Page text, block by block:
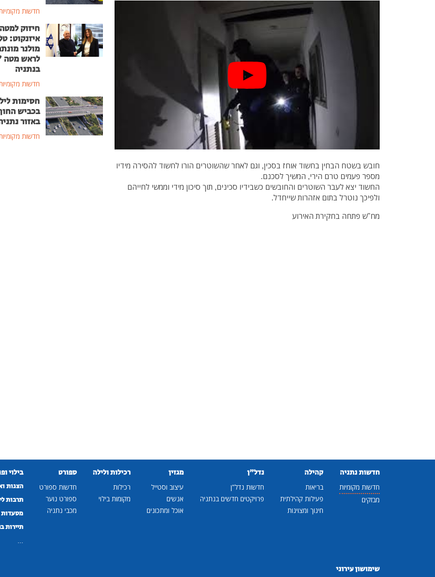
חובש בשטח הבחין בחשוד אוחז בסכין, וגם לאחר שהשוטרים הורו לחשוד להסירה מידיו
מספר פעמים טרם הירי, המשיך לסכנם.
החשוד יצא לעבר השוטרים והחובשים כשבידיו סכינים, תוך סיכון מידי וממשי לחייהם
ולפיכך נוטרל בתום אזהרות שייחדל.
מח"ש פתחה בחקירת האירוע
חדשות
חיזוק למטה
איזנקוט:
מולנר
לראש
בנתניה
חדשות
חסימות
בכביש
באזור
חדשות
חדשות נתניה
חדשות מקומיות
מבזקים
קהילה
בריאות
פעילות קהילתית
חינוך ומצוינות
נדל"ן
חדשות נדל"ן
פרויקטים חדשים בנתניה
מגזין
עיצוב וסטייל
אנשים
אוכל ומתכונים
רכילות ולילה
רכילות
מקומות בילוי
ספורט
חדשות ספורט
ספורט נוער
מכבי נתניה
בילוי
הצגות
תרבות
מסעדות
תיירות
שימושון עירוני